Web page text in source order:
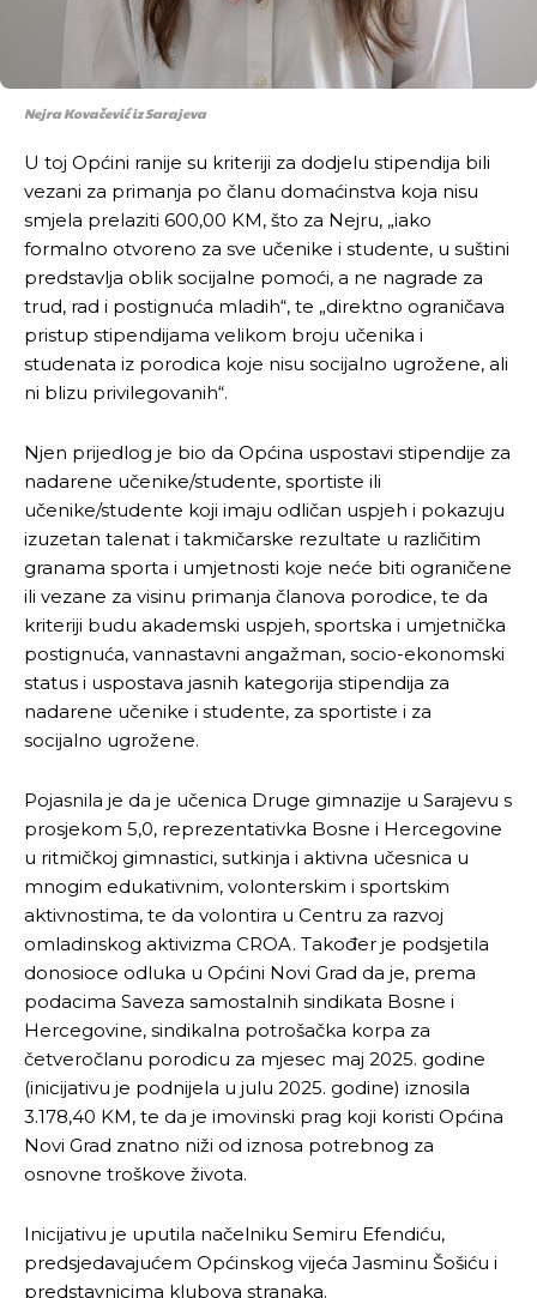
Nejra Kovačević iz Sarajeva
U toj Općini ranije su kriteriji za dodjelu stipendija bili
vezani za primanja po članu domaćinstva koja nisu
smjela prelaziti 600,00 KM, što za Nejru, „iako
formalno otvoreno za sve učenike i studente, u suštini
predstavlja oblik socijalne pomoći, a ne nagrade za
trud, rad i postignuća mladih“, te „direktno ograničava
pristup stipendijama velikom broju učenika i
studenata iz porodica koje nisu socijalno ugrožene, ali
ni blizu privilegovanih“.
Njen prijedlog je bio da Općina uspostavi stipendije za
nadarene učenike/studente, sportiste ili
učenike/studente koji imaju odličan uspjeh i pokazuju
izuzetan talenat i takmičarske rezultate u različitim
granama sporta i umjetnosti koje neće biti ograničene
ili vezane za visinu primanja članova porodice, te da
kriteriji budu akademski uspjeh, sportska i umjetnička
postignuća, vannastavni angažman, socio-ekonomski
status i uspostava jasnih kategorija stipendija za
nadarene učenike i studente, za sportiste i za
socijalno ugrožene.
Pojasnila je da je učenica Druge gimnazije u Sarajevu s
prosjekom 5,0, reprezentativka Bosne i Hercegovine
u ritmičkoj gimnastici, sutkinja i aktivna učesnica u
mnogim edukativnim, volonterskim i sportskim
aktivnostima, te da volontira u Centru za razvoj
omladinskog aktivizma CROA. Također je podsjetila
donosioce odluka u Općini Novi Grad da je, prema
podacima Saveza samostalnih sindikata Bosne i
Hercegovine, sindikalna potrošačka korpa za
četveročlanu porodicu za mjesec maj 2025. godine
(inicijativu je podnijela u julu 2025. godine) iznosila
3.178,40 KM, te da je imovinski prag koji koristi Općina
Novi Grad znatno niži od iznosa potrebnog za
osnovne troškove života.
Inicijativu je uputila načelniku Semiru Efendiću,
predsjedavajućem Općinskog vijeća Jasminu Šošiću i
predstavnicima klubova stranaka.